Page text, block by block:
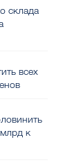
склада
всех
к